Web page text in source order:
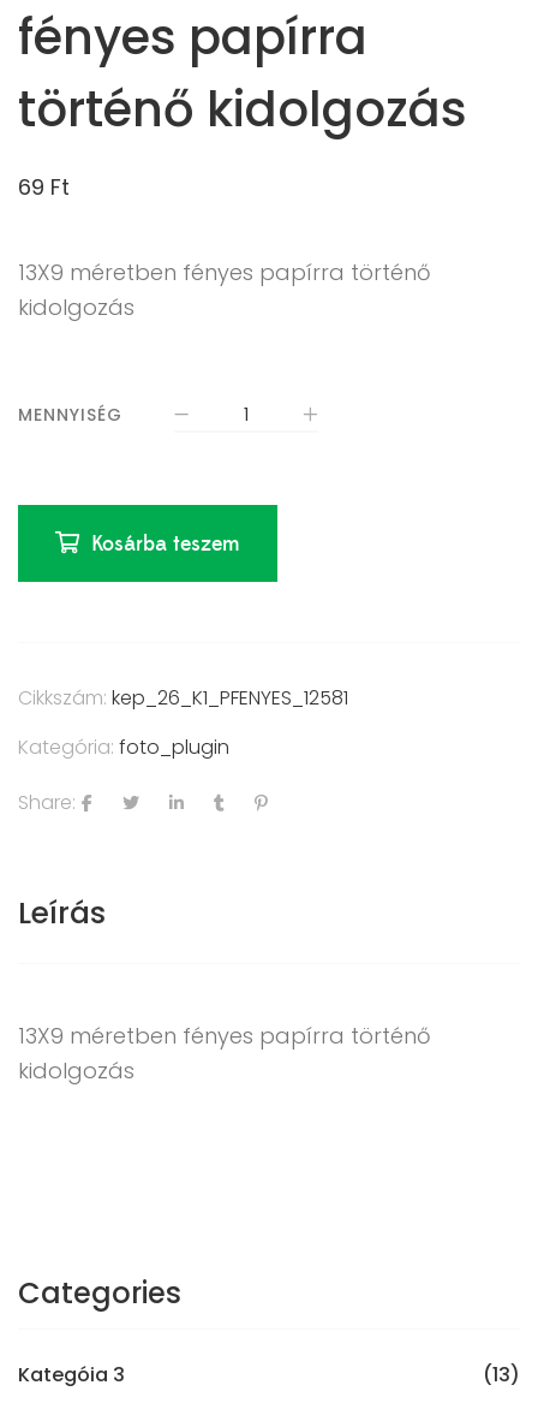
fényes papírra
történő kidolgozás
69 Ft
13X9 méretben fényes papírra történő
kidolgozás
MENNYISÉG
Kosárba teszem
Cikkszám: kep_26_K1_PFENYES_12581
Kategória: foto_plugin
Share:
Leírás
13X9 méretben fényes papírra történő
kidolgozás
Categories
Kategóia 3
(13)